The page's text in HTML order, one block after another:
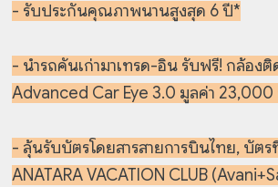
- รับประกันคุณภาพนานสูงสุด 6 ปี*
- นำรถคันเก่ามาเทรด-อิน รับฟรี! กล้อง
Advanced Car Eye 3.0 มูลค่า 23,000
- ลุ้นรับบัตรโดยสารสายการบินไทย, บัต
ANATARA VACATION CLUB